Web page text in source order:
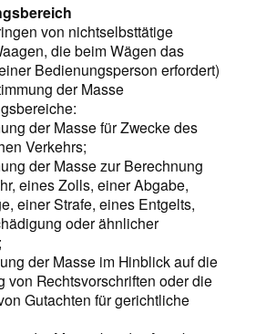
von nichtselbsttätige
die beim Wägen das
Bedienungsperson erfordert)
der Masse
der Masse für Zwecke des
Verkehrs;
der Masse zur Berechnung
eines Zolls, einer Abgabe,
einer Strafe, eines Entgelts,
oder ähnlicher
der Masse im Hinblick auf die
von Rechtsvorschriften oder die
Gutachten für gerichtliche